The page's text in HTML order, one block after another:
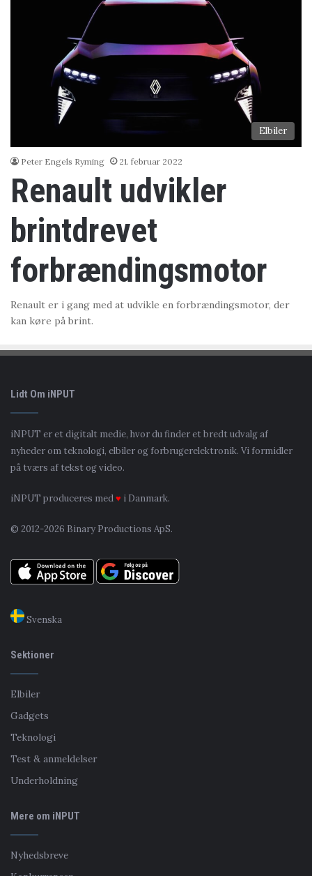
Elbiler
Peter Engels Ryming 21. februar 2022
Renault udvikler
brintdrevet
forbrændingsmotor
Renault er i gang med at udvikle en forbrændingsmotor, der
kan køre på brint.
Lidt Om iNPUT
iNPUT er et digitalt medie, hvor du finder et bredt udvalg af
nyheder om teknologi, elbiler og forbrugerelektronik. Vi formidler
på tværs af tekst og video.
iNPUT produceres med♥ i Danmark.
© 2012-2026 Binary Productions ApS.
Svenska
Sektioner
Elbiler
Gadgets
Teknologi
Test & anmeldelser
Underholdning
Mere om iNPUT
Nyhedsbreve